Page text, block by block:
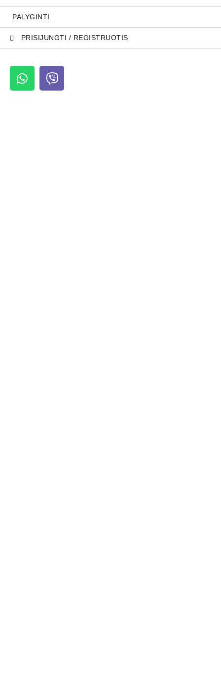
PALYGINTI
PRISIJUNGTI / REGISTRUOTIS